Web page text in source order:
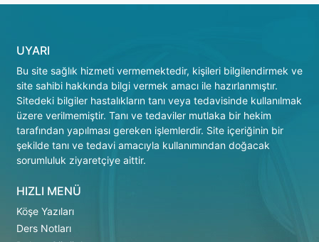
UYARI
Bu site sağlık hizmeti vermemektedir, kişileri bilgilendirmek ve
site sahibi hakkında bilgi vermek amacı ile hazırlanmıştır.
Sitedeki bilgiler hastalıkların tanı veya tedavisinde kullanılmak
üzere verilmemiştir. Tanı ve tedaviler mutlaka bir hekim
tarafından yapılması gereken işlemlerdir. Site içeriğinin bir
şekilde tanı ve tedavi amacıyla kullanımından doğacak
sorumluluk ziyaretçiye aittir.
HIZLI MENÜ
Köşe Yazıları
Ders Notları